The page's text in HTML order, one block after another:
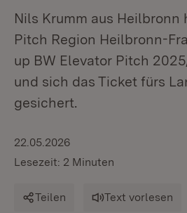
Nils Krumm aus Heilbronn
Pitch Region Heilbronn-
up BW Elevator Pitch
und sich das Ticket fürs
gesichert.
22.05.2026
Lesezeit: 2 Minuten
Teilen Text vorlesen